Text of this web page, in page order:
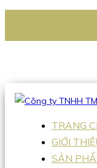
Hotline:0938
TRANG
GIỚI
SẢN